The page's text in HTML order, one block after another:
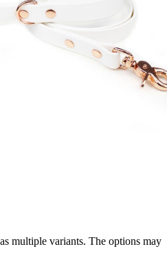
multiple variants. The options may